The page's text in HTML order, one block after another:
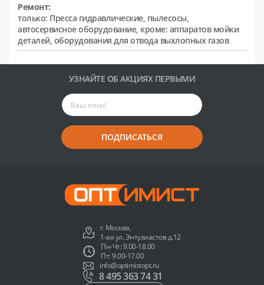
Ремонт:
только: Пресса гидравлические, пылесосы,
автосервисное оборудование, кроме: аппаратов мойки
деталей, оборудования для отвода выхлопных газов
УЗНАЙТЕ ОБ АКЦИЯХ ПЕРВЫМИ
ПОДПИСАТЬСЯ
г. Москва,
1-ая ул. Энтузиастов д.12
Пн-Чт: 9.00-18.00
Пт: 9.00-17.00
info@optimistopt.ru
8 495 363 74 31